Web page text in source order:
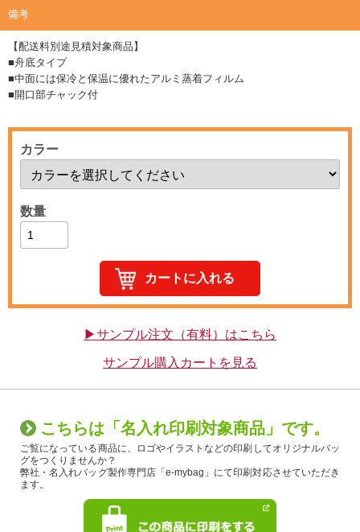
備考
【配送料別途見積対象商品】
■舟底タイプ
■中面には保冷と保温に優れたアルミ蒸着フィルム
■開口部チャック付
カラー
数量
▶サンプル注文（有料）はこちら
サンプル購入カートを見る
こちらは「名入れ印刷対象商品」です。
ご覧になっている商品に、ロゴやイラストなどの印刷してオリジナルバッ
グをつくりませんか？
弊社・名入れバッグ製作専門店「e-mybag」にて印刷対応させていただき
ます。